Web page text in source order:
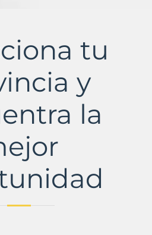
tu
y
la